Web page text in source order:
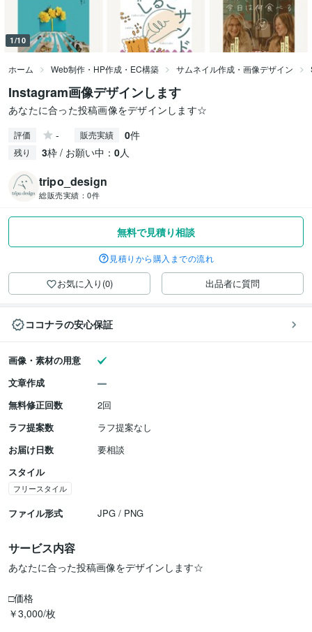
1/10
ホーム Web制作・HP作成・EC構築 サムネイル作成・画像デザイン
Instagram画像デザインします
あなたに合った投稿画像をデザインします☆
評価 - 販売実績 0件
残り 3枠 / お願い中： 0人
tripo_design
総販売実績： 0件
無料で見積り相談
見積りから購入までの流れ
お気に入り(0) 出品者に質問
ココナラの安心保証
画像・素材の用意
文章作成
無料修正回数
2回
ラフ提案数
ラフ提案なし
お届け日数
要相談
スタイル
フリースタイル
ファイル形式 JPG / PNG
サービス内容
あなたに合った投稿画像をデザインします☆
□価格
￥3,000/枚